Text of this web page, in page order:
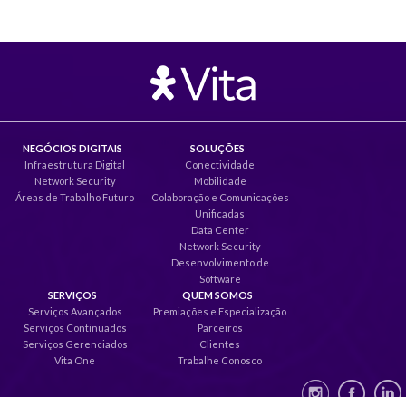
NEGÓCIOS DIGITAIS
Infraestrutura Digital
Network Security
Áreas de Trabalho Futuro
SOLUÇÕES
Conectividade
Mobilidade
Colaboração e Comunicações
Unificadas
Data Center
Network Security
Desenvolvimento de
Software
SERVIÇOS
Serviços Avançados
Serviços Continuados
Serviços Gerenciados
Vita One
QUEM SOMOS
Premiações e Especialização
Parceiros
Clientes
Trabalhe Conosco